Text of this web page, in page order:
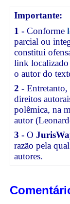
Importante:
1 - Conforme
parcial ou
constitui
link
o autor do
2 - Entretanto,
direitos
polêmica, na
autor
3 - O
razão pela
autores.